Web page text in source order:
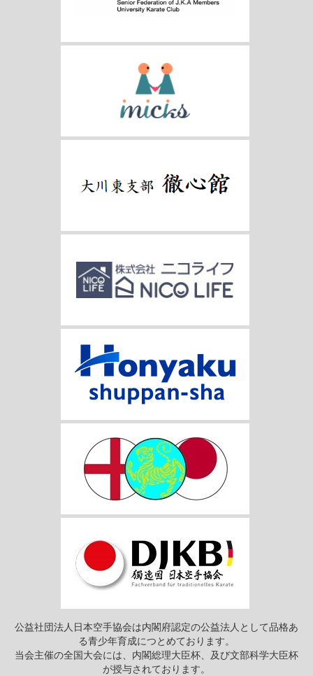
公益社団法人日本空手協会は内閣府認定の公益法人として品格あ
る青少年育成につとめております。
当会主催の全国大会には、内閣総理大臣杯、及び文部科学大臣杯
が授与されております。